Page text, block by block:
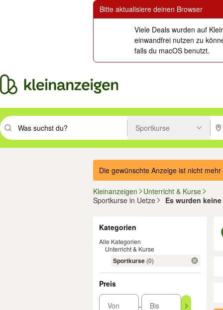
Bitte aktualisiere deinen Browser
Viele Deals wurden auf
einwandfrei nutzen zu
falls du macOS benutzt.
Suchbegriff eingeben. Eingabetaste drücken um zu suchen, oder
Sportkurse
Die gewünschte Anzeige ist nicht
Kleinanzeigen
Unterricht & Kurse
Sportkurse in Uetze
Es wurden
Kategorien
Alle Kategorien
Unterricht & Kurse
Sportkurse (0)
Preis
Von - Bis